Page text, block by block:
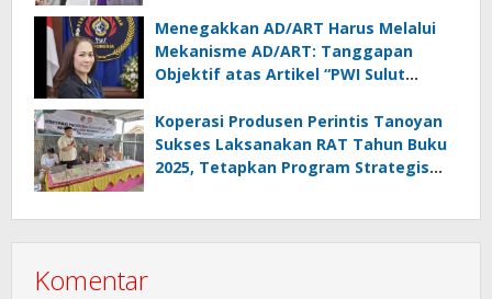
Menegakkan AD/ART Harus Melalui
Mekanisme AD/ART: Tanggapan
Objektif atas Artikel “PWI Sulut
Melanggar Aturan”
Koperasi Produsen Perintis Tanoyan
Sukses Laksanakan RAT Tahun Buku
2025, Tetapkan Program Strategis
Komentar